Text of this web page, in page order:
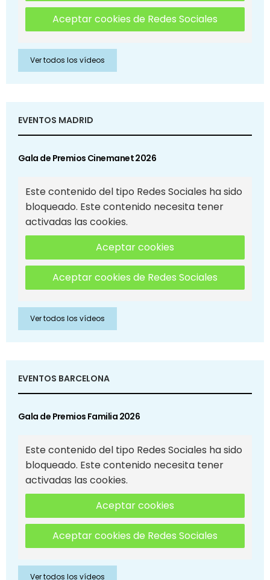
Aceptar cookies de Redes Sociales
Ver todos los vídeos
EVENTOS MADRID
Gala de Premios Cinemanet 2026
Este contenido del tipo Redes Sociales ha sido
bloqueado. Este contenido necesita tener
activadas las cookies.
Aceptar cookies
Aceptar cookies de Redes Sociales
Ver todos los vídeos
EVENTOS BARCELONA
Gala de Premios Familia 2026
Este contenido del tipo Redes Sociales ha sido
bloqueado. Este contenido necesita tener
activadas las cookies.
Aceptar cookies
Aceptar cookies de Redes Sociales
Ver todos los vídeos